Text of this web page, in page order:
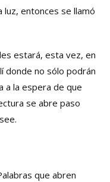
luz, entonces se llamó
estará, esta vez, en
donde no sólo podrán
a la espera de que
se abre paso
que abren